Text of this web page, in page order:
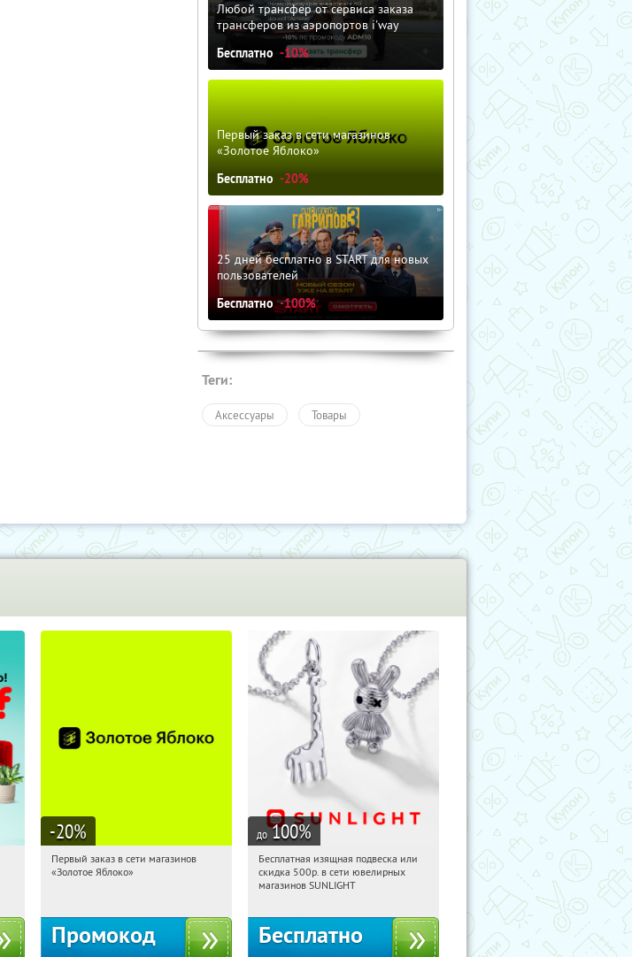
Любой трансфер от сервиса заказа
трансферов из аэропортов i'way
Бесплатно -10%
Первый заказ в сети магазинов
«Золотое Яблоко»
Бесплатно -20%
25 дней бесплатно в START для новых
пользователей
Бесплатно -100%
Теги:
Аксессуары Товары
-20%
14:49:36
Получи первым!
Первый заказ в сети магазинов
«Золотое Яблоко»
Промокод
до 100%
14:49:36 Получили:
Россия
Бесплатная изящная подвеска или
скидка 500р. в сети ювелирных
магазинов SUNLIGHT
Бесплатно